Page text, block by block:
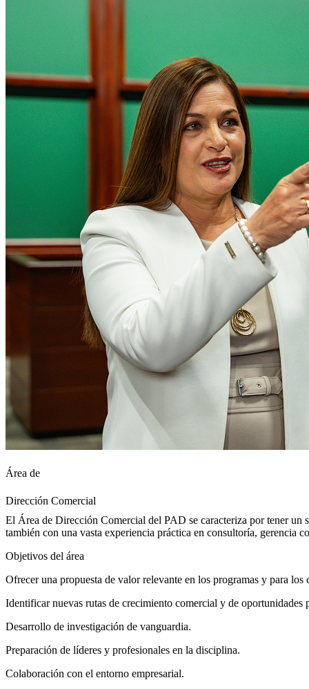
Área de
Dirección Comercial
El Área de Dirección Comercial del PAD se caracteriza por tener un
también con una vasta experiencia práctica en consultoría, gerencia
Objetivos del área
Ofrecer una propuesta de valor relevante en los programas y para
Identificar nuevas rutas de crecimiento comercial y de
Desarrollo de investigación de vanguardia.
Preparación de líderes y profesionales en la disciplina.
Colaboración con el entorno empresarial.